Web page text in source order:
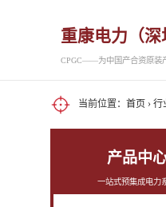
重康电力（深
CPGC——为中国产合资原装
当前位置： 首页 › 行
产品中
一站式预集成电力